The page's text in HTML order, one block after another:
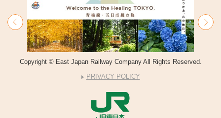
Copyright © East Japan Railway Company All Rights Reserved.
PRIVACY POLICY